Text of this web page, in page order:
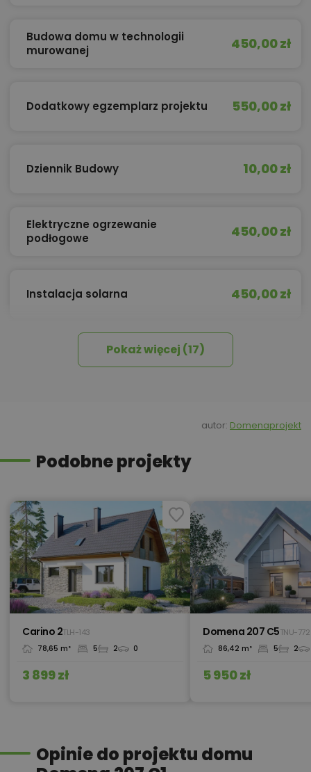
Budowa domu w technologii
murowanej
450,00 zł
Dodatkowy egzemplarz projektu 550,00 zł
Dziennik Budowy 10,00 zł
Elektryczne ogrzewanie
podłogowe
450,00 zł
Instalacja solarna 450,00 zł
Izolacja celulozowa
450,00 zł
Kosztorys inwestorski wersja
Kredyt hipoteczny z operatem za
0 zł
800,00 zł
Ogrzewanie podłogowe 715,00 zł
Okna, żaluzje, rolety 450,00 zł
Pokaż więcej (17)
autor: Domenaprojekt
Podobne projekty
Carino 2TLH-143
78,65 m² 5 2 0
3 899 zł
Domena 207 C5TNU-772
86,42 m² 5 2
5 950 zł
Opinie do projektu domu